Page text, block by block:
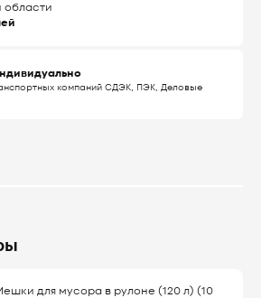
области
компаний СДЭК, ПЭК, Деловые
для мусора в рулоне (120 л) (10